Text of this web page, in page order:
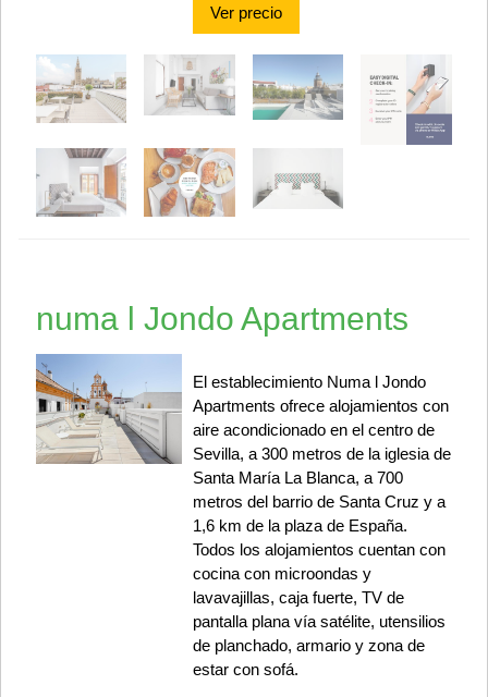
Ver precio
numa l Jondo Apartments
El establecimiento Numa l Jondo
Apartments ofrece alojamientos con
aire acondicionado en el centro de
Sevilla, a 300 metros de la iglesia de
Santa María La Blanca, a 700
metros del barrio de Santa Cruz y a
1,6 km de la plaza de España.
Todos los alojamientos cuentan con
cocina con microondas y
lavavajillas, caja fuerte, TV de
pantalla plana vía satélite, utensilios
de planchado, armario y zona de
estar con sofá.